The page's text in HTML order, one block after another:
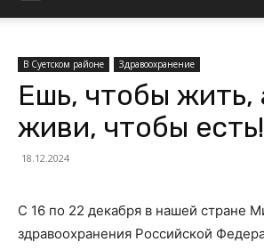
В Суетском районе Здравоохранение
Ешь, чтобы жить,
живи, чтобы есть!
18.12.2024
С 16 по 22 декабря в нашей стране
здравоохранения Российской